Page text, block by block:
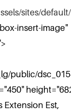
sites/default/
insert-image"
public/
height="682"
Extension Est,